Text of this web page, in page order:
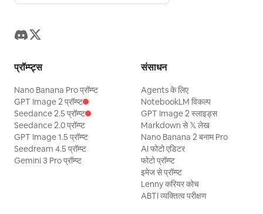
प्रॉम्प्ट्स
Nano Banana Pro प्रॉम्प्ट
GPT Image 2 प्रॉम्प्ट
Seedance 2.5 प्रॉम्प्ट
Seedance 2.0 प्रॉम्प्ट
GPT Image 1.5 प्रॉम्प्ट
Seedream 4.5 प्रॉम्प्ट
Gemini 3 Pro प्रॉम्प्ट
संसाधन
Agents के लिए
NotebookLM विकल्प
GPT Image 2 स्लाइड्स
Markdown से 𝕏 लेख
Nano Banana 2 बनाम Pro
AI फोटो एडिटर
फोटो प्रॉम्प्ट
इमेज से प्रॉम्प्ट
Lenny करियर कोच
ABTI व्यक्तित्व परीक्षण